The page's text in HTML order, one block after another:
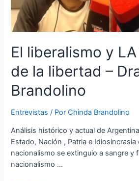
El liberalismo y LA
de la libertad –
Brandolino
Entrevistas / PorChinda Brandolino
Análisis histórico y actual de
Estado, Nación , Patria e Idiosincrasia
nacionalismo se extinguio a sangre y
nacionalismo …